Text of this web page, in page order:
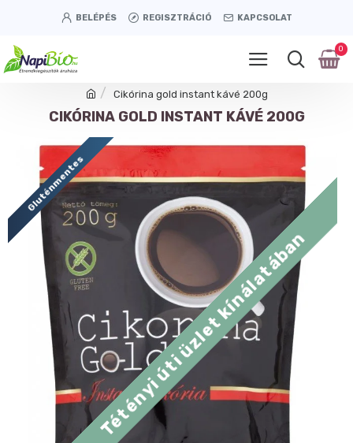
BELÉPÉS REGISZTRÁCIÓ KAPCSOLAT
0
Cikórina gold instant kávé 200g
CIKÓRINA GOLD INSTANT KÁVÉ 200G
Gluténmentes
Tétényi úti üzlet kínálatában